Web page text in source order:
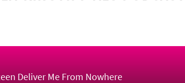
Deliver Me From Nowhere